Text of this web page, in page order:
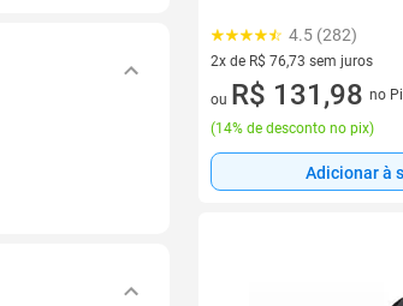
4.5 (282)
2x de R$ 76,73 sem juros
2 vez de R$ 76,73 sem juros
ou R$ 131,98 no
(14% de desconto no pix)
Adicionar à